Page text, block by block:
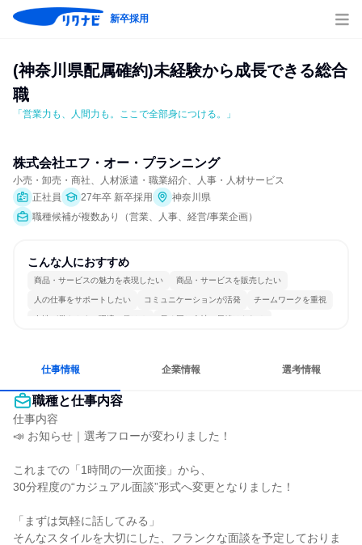
新卒採用
(神奈川県配属確約)未経験から成長できる総合
職
「営業力も、人間力も。ここで全部身につける。」
株式会社エフ・オー・プランニング
小売・卸売・商社、人材派遣・職業紹介、人事・人材サービス
正社員
27年卒 新卒採用
神奈川県
職種候補が複数あり（営業、人事、経営/事業企画）
こんな人におすすめ
商品・サービスの魅力を表現したい 商品・サービスを販売したい
人の仕事をサポートしたい コミュニケーションが活発 チームワークを重視
女性が働きやすい環境で働ける 長く同じ会社に居続けられる
仕事情報 企業情報 選考情報
職種と仕事内容
仕事内容
📣 お知らせ｜選考フローが変わりました！
これまでの「1時間の一次面接」から、
30分程度の“カジュアル面談”形式へ変更となりました！
「まずは気軽に話してみる」
そんなスタイルを大切にした、フランクな面談を予定しておりま